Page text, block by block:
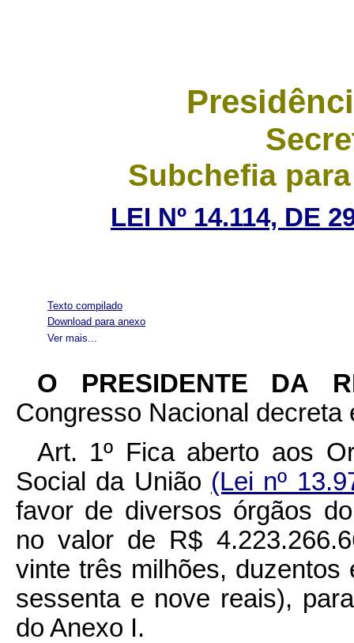
Subchefia
LEI Nº 14.114, DE
Ver mais...
Texto compilado
Download para anexo
O PRESIDENTE DA
Congresso Nacional
Art. 1º Fica aberto aos
Social da União (Lei nº
favor de diversos órgãos
no valor de R$
vinte três milhões,
sessenta e nove reais),
do Anexo I.